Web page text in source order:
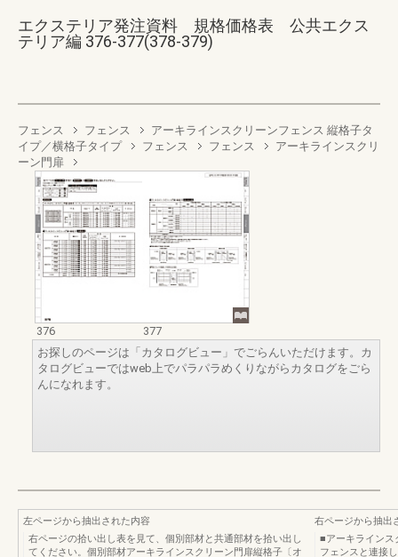
エクステリア発注資料 規格価格表 公共エクス
テリア編 376-377(378-379)
フェンス フェンス
アーキラインスクリーンフェンス 縦格子タ
イプ／横格子タイプ
フェンス フェンス
アーキラインスクリ
ーン門扉
376
377
お探しのページは「カタログビュー」でごらんいただけます。カ
タログビューではweb上でパラパラめくりながらカタログをごら
んになれます。
左ページから抽出された内容
右ページの拾い出し表を見て、個別部材と共通部材を拾い出し
てください。個別部材アーキラインスクリーン門扉縦格子〔オ
右ページから抽出
■アーキラインス
フェンスと連接